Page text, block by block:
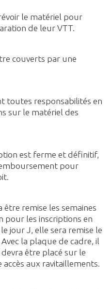
le matériel pour
de leur VTT.
couverts par une
toutes responsabilités en
sur le matériel des
est ferme et définitif,
pour
remise les semaines
pour les inscriptions en
jour J, elle sera remise le
la plaque de cadre, il
être placé sur le
aux ravitaillements.